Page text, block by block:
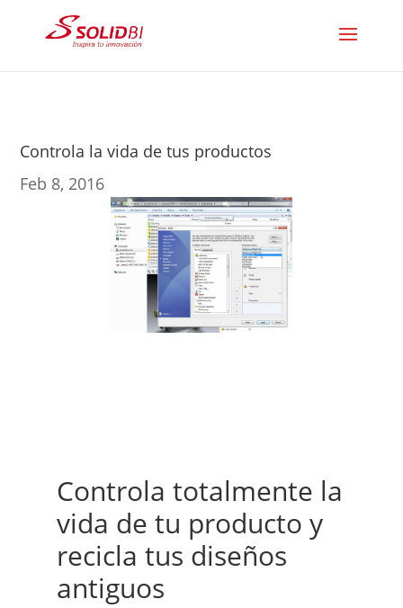
Controla la vida de tus productos
Feb 8, 2016
Controla totalmente la
vida de tu producto y
recicla tus diseños
antiguos